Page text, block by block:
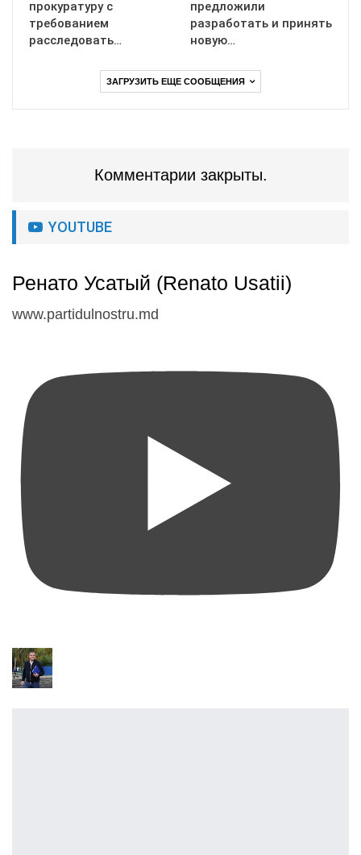
прокуратуру с
требованием
расследовать…
предложили
разработать и принять
новую…
ЗАГРУЗИТЬ ЕЩЕ СООБЩЕНИЯ
Комментарии закрыты.
YOUTUBE
Ренато Усатый (Renato Usatii)
www.partidulnostru.md